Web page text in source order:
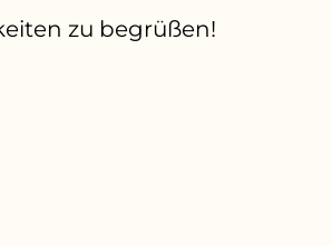
zu begrüßen!